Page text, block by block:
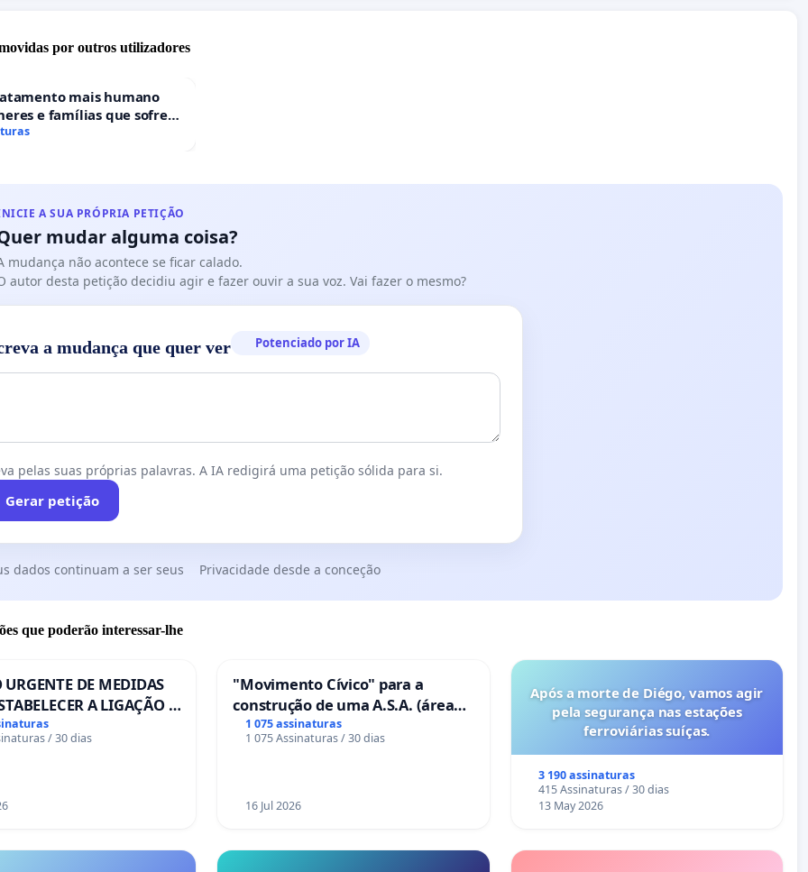
dos alunos. Portugal também deve evoluir
criando um sistema mais flexível e ajustado às
reais dos estudantes.
B moderno, equilibrado e preparado para
a nossa cultura com as exigências científicas e
do presente e do futuro.
por outros utilizadores
mais humano
e famílias que sofrem
gestacional nos hospitais
A SUA PRÓPRIA PETIÇÃO
mudar alguma coisa?
mudança não acontece se ficar calado.
autor desta petição decidiu agir e fazer ouvir a sua voz. Vai fazer o mesmo?
a mudança que quer ver Potenciado por IA
pelas suas próprias palavras. A IA redigirá uma petição sólida para si.
Gerar petição
dados continuam a ser seus Privacidade desde a conceção
que poderão interessar-lhe
DE MEDIDAS
A LIGAÇÃO -
129
/ 30 dias
"Movimento Cívico" para a
construção de uma A.S.A. (área
de serviços para autocaravanas)
em Coimbra
1 075 assinaturas
1 075 Assinaturas / 30 dias
16 Jul 2026
Após a morte de Diégo, vamos agir
pela segurança nas estações
ferroviárias suíças.
3 190 assinaturas
415 Assinaturas / 30 dias
13 May 2026